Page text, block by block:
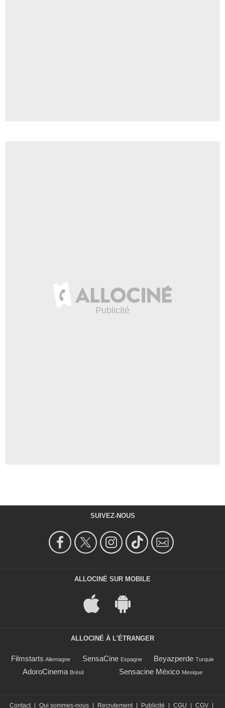
SUIVEZ-NOUS
ALLOCINÉ SUR MOBILE
ALLOCINÉ À L'ÉTRANGER
Filmstarts Allemagne SensaCine Espagne Beyazperde Turquie
AdoroCinema Brésil Sensacine México Mexique
Contact | Qui sommes-nous | Recrutement | Publicité | CGU | CGV |